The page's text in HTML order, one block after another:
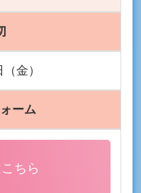
金）
ーム
ちら